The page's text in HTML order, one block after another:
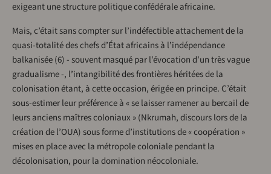
exigeant une structure politique confédérale africaine.
Mais, c’était sans compter sur l’indéfectible attachement de la
quasi-totalité des chefs d’État africains à l’indépendance
balkanisée (6) - souvent masqué par l’évocation d’un très vague
gradualisme -, l’intangibilité des frontières héritées de la
colonisation étant, à cette occasion, érigée en principe. C’était
sous-estimer leur préférence à « se laisser ramener au bercail de
leurs anciens maîtres coloniaux » (Nkrumah, discours lors de la
création de l’OUA) sous forme d’institutions de « coopération »
mises en place avec la métropole coloniale pendant la
décolonisation, pour la domination néocoloniale.